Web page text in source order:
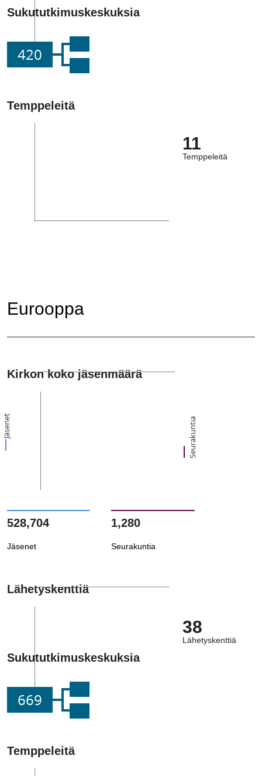
Sukututkimuskeskuksia
420
Temppeleitä
11
Temppeleitä
Eurooppa
Kirkon koko jäsenmäärä
Jäsenet Seurakuntia
528,704
Jäsenet
1,280
Seurakuntia
Lähetyskenttiä
38
Lähetyskenttiä
Sukututkimuskeskuksia
669
Temppeleitä